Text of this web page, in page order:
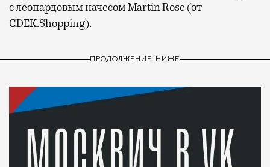
с леопардовым начесом Martin Rose (от
CDEK.Shopping).
ПРОДОЛЖЕНИЕ НИЖЕ